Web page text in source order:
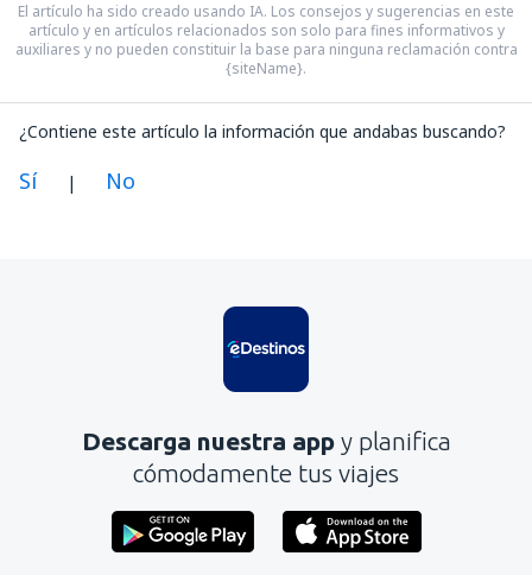
El artículo ha sido creado usando IA. Los consejos y sugerencias en este
artículo y en artículos relacionados son solo para fines informativos y
auxiliares y no pueden constituir la base para ninguna reclamación contra
{siteName}.
¿Contiene este artículo la información que andabas buscando?
Sí | No
Contiene información incorrecta
No profundiza en el tema
Enviar
Descarga nuestra app y planifica
cómodamente tus viajes